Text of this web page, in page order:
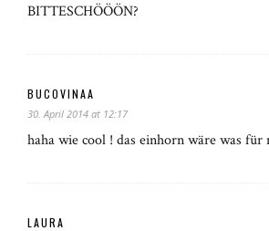
BITTESCHÖÖÖN?
BUCOVINAA
30. April 2014 at 12:17
haha wie cool ! das einhorn wäre was für
LAURA